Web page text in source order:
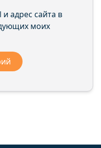
адрес сайта в
моих